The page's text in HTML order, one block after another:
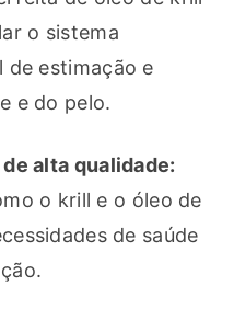
o sistema
de estimação e
e do pelo.
alta qualidade:
o krill e o óleo de
de saúde